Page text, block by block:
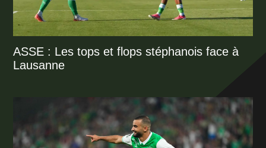
ASSE : Les tops et flops stéphanois face à
Lausanne